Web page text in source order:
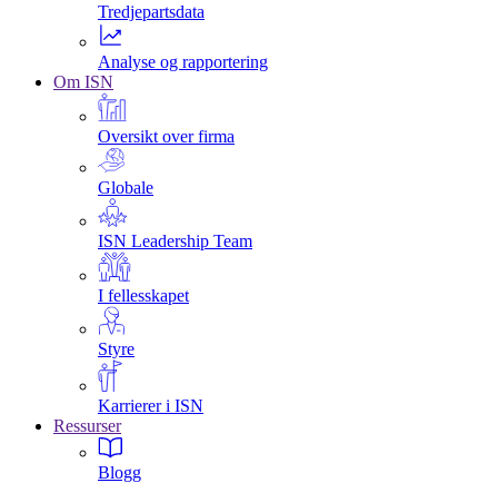
Tredjepartsdata
Analyse og rapportering
Om ISN
Oversikt over firma
Globale
ISN Leadership Team
I fellesskapet
Styre
Karrierer i ISN
Ressurser
Blogg